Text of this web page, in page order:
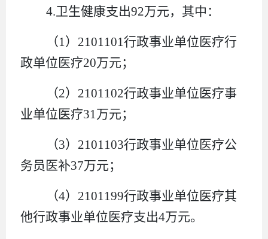
4.卫生健康支出92万元，其中：
（1 ） 2101101行政事业单位医疗行
政单位医疗20万元；
（2） 2101102行政事业单位医疗事
业单位医疗31 万元；
（3） 2101103行政事业单位医疗公
务员医补37万元；
（4） 2101199行政事业单位医疗其
他行政事业单位医疗支出4万元。